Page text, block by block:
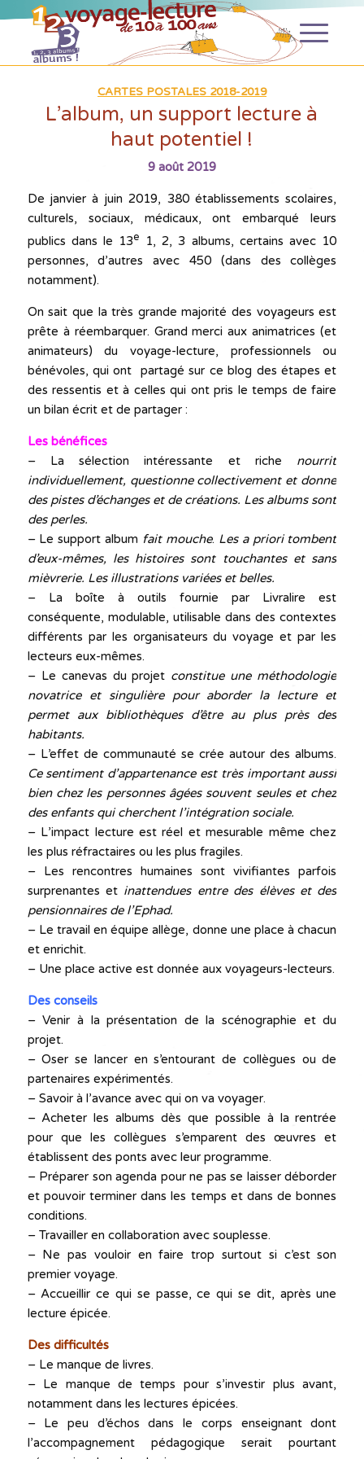
CARTES POSTALES 2018-2019
L’album, un support lecture à
haut potentiel !
9 août 2019
De janvier à juin 2019, 380 établissements scolaires,
culturels, sociaux, médicaux, ont embarqué leurs
publics dans le 13e
1, 2, 3 albums, certains avec 10
personnes, d’autres avec 450 (dans des collèges
notamment).
On sait que la très grande majorité des voyageurs est
prête à réembarquer. Grand merci aux animatrices (et
animateurs) du voyage-lecture, professionnels ou
bénévoles, qui ont partagé sur ce blog des étapes et
des ressentis et à celles qui ont pris le temps de faire
un bilan écrit et de partager :
Les bénéfices
– La sélection intéressante et riche nourrit
individuellement, questionne collectivement et donne
des pistes d’échanges et de créations. Les albums sont
des perles.
– Le support album fait mouche. Les a priori tombent
d’eux-mêmes, les histoires sont touchantes et sans
mièvrerie. Les illustrations variées et belles.
– La boîte à outils fournie par Livralire est
conséquente, modulable, utilisable dans des contextes
différents par les organisateurs du voyage et par les
lecteurs eux-mêmes.
– Le canevas du projet constitue une méthodologie
novatrice et singulière pour aborder la lecture et
permet aux bibliothèques d’être au plus près des
habitants.
– L’effet de communauté se crée autour des albums.
Ce sentiment d’appartenance est très important aussi
bien chez les personnes âgées souvent seules et chez
des enfants qui cherchent l’intégration sociale.
– L’impact lecture est réel et mesurable même chez
les plus réfractaires ou les plus fragiles.
– Les rencontres humaines sont vivifiantes parfois
surprenantes et inattendues entre des élèves et des
pensionnaires de l’Ephad.
– Le travail en équipe allège, donne une place à chacun
et enrichit.
– Une place active est donnée aux voyageurs-lecteurs.
Des conseils
– Venir à la présentation de la scénographie et du
projet.
– Oser se lancer en s’entourant de collègues ou de
partenaires expérimentés.
– Savoir à l’avance avec qui on va voyager.
– Acheter les albums dès que possible à la rentrée
pour que les collègues s’emparent des œuvres et
établissent des ponts avec leur programme.
– Préparer son agenda pour ne pas se laisser déborder
et pouvoir terminer dans les temps et dans de bonnes
conditions.
– Travailler en collaboration avec souplesse.
– Ne pas vouloir en faire trop surtout si c’est son
premier voyage.
– Accueillir ce qui se passe, ce qui se dit, après une
lecture épicée.
Des difficultés
– Le manque de livres.
– Le manque de temps pour s’investir plus avant,
notamment dans les lectures épicées.
– Le peu d’échos dans le corps enseignant dont
l’accompagnement pédagogique serait pourtant